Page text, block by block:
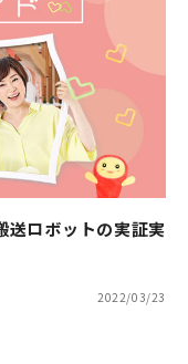
送ロボットの実証実
2022/03/23